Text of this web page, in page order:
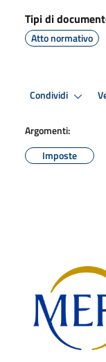
Tipi di
Atto normativo
Condividi
Argomenti:
Imposte